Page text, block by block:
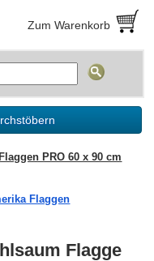
Zum Warenkorb
PRO 60 x 90 cm
Flaggen
Flagge